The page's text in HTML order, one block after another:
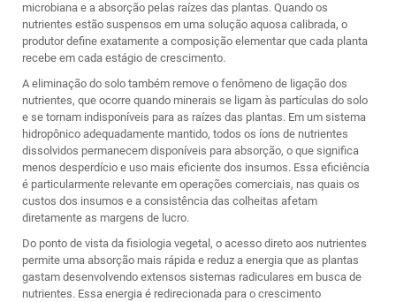
microbiana e a absorção pelas raízes das plantas. Quando os
nutrientes estão suspensos em uma solução aquosa calibrada, o
produtor define exatamente a composição elementar que cada planta
recebe em cada estágio de crescimento.
A eliminação do solo também remove o fenômeno de ligação dos
nutrientes, que ocorre quando minerais se ligam às partículas do solo
e se tornam indisponíveis para as raízes das plantas. Em um sistema
hidropônico adequadamente mantido, todos os íons de nutrientes
dissolvidos permanecem disponíveis para absorção, o que significa
menos desperdício e uso mais eficiente dos insumos. Essa eficiência
é particularmente relevante em operações comerciais, nas quais os
custos dos insumos e a consistência das colheitas afetam
diretamente as margens de lucro.
Do ponto de vista da fisiologia vegetal, o acesso direto aos nutrientes
permite uma absorção mais rápida e reduz a energia que as plantas
gastam desenvolvendo extensos sistemas radiculares em busca de
nutrientes. Essa energia é redirecionada para o crescimento